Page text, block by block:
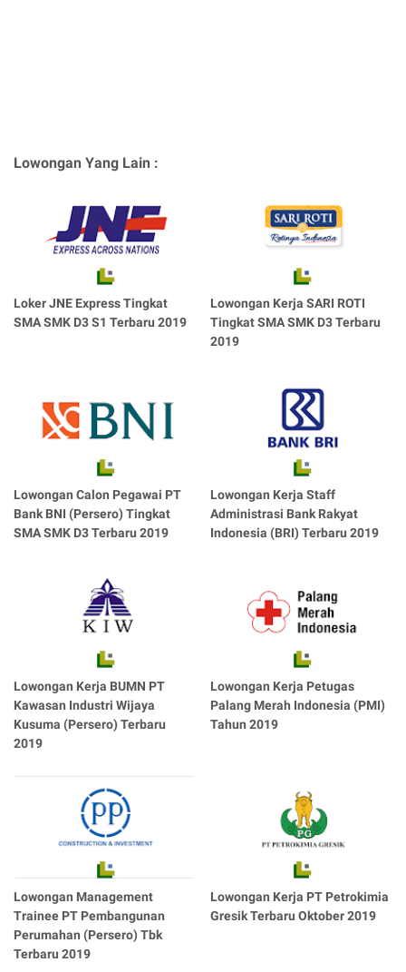
Lowongan Yang Lain :
Loker JNE Express Tingkat
SMA SMK D3 S1 Terbaru 2019
Lowongan Kerja SARI ROTI
Tingkat SMA SMK D3 Terbaru
2019
Lowongan Calon Pegawai PT
Bank BNI (Persero) Tingkat
SMA SMK D3 Terbaru 2019
Lowongan Kerja Staff
Administrasi Bank Rakyat
Indonesia (BRI) Terbaru 2019
Lowongan Kerja BUMN PT
Kawasan Industri Wijaya
Kusuma (Persero) Terbaru
2019
Lowongan Kerja Petugas
Palang Merah Indonesia (PMI)
Tahun 2019
Lowongan Management
Trainee PT Pembangunan
Perumahan (Persero) Tbk
Terbaru 2019
Lowongan Kerja PT Petrokimia
Gresik Terbaru Oktober 2019